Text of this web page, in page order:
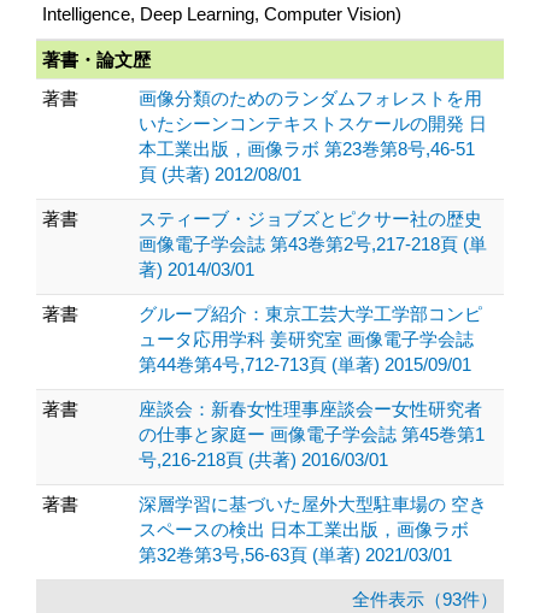
Intelligence, Deep Learning, Computer Vision)
著書・論文歴
著書
画像分類のためのランダムフォレストを用
いたシーンコンテキストスケールの開発 日
本工業出版，画像ラボ 第23巻第8号,46-51
頁 (共著) 2012/08/01
著書
スティーブ・ジョブズとピクサー社の歴史
画像電子学会誌 第43巻第2号,217-218頁 (単
著) 2014/03/01
著書
グループ紹介：東京工芸大学工学部コンピ
ュータ応用学科 姜研究室 画像電子学会誌
第44巻第4号,712-713頁 (単著) 2015/09/01
著書
座談会：新春女性理事座談会ー女性研究者
の仕事と家庭ー 画像電子学会誌 第45巻第1
号,216-218頁 (共著) 2016/03/01
著書
深層学習に基づいた屋外大型駐車場の 空き
スペースの検出 日本工業出版，画像ラボ
第32巻第3号,56-63頁 (単著) 2021/03/01
全件表示（93件）